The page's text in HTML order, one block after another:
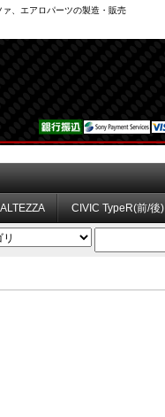
、エアロパーツの製造・販売
ALTEZZA CIVIC TypeR(前/後)